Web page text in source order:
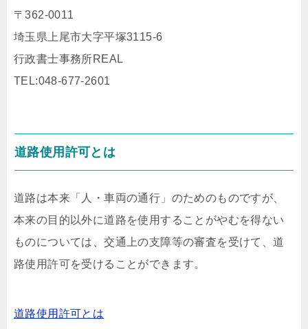
〒362-0011
埼玉県上尾市大字平塚3115-6
行政書士事務所REAL
TEL:048-677-2601
道路使用許可とは
道路は本来「人・車両の通行」のためのものですが、
本来の目的以外に道路を使用することがやむを得ない
ものについては、交通上の支障等の審査を受けて、道
路使用許可を受けることができます。
道路使用許可とは